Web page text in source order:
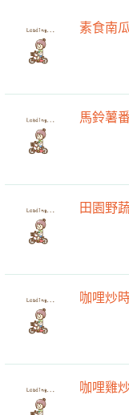
素食南
馬鈴薯
田園野
咖哩炒
咖哩雞